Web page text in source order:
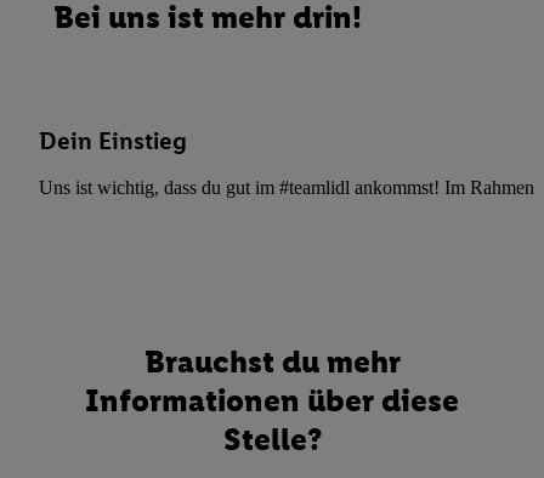
Bei uns ist mehr drin!
Dein Einstieg
Uns ist wichtig, dass du gut im #teamlidl ankommst! Im Rahmen
Brauchst du mehr
Informationen über diese
Stelle?